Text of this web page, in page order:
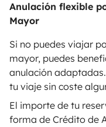
Anulación flexible
Mayor
Si no puedes viajar
mayor, puedes
anulación
tu viaje sin coste
El importe de tu
forma de Crédito de
Medios de pago
Descargar en
App Store